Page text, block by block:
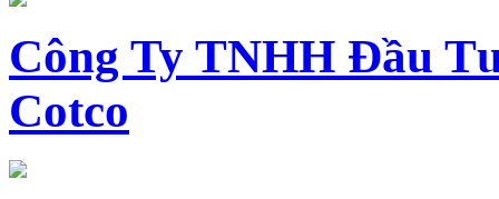
Công Ty TNHH Đầu
Cotco